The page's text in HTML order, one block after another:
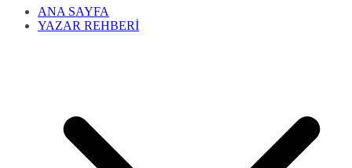
ANA SAYFA
YAZAR REHBERİ